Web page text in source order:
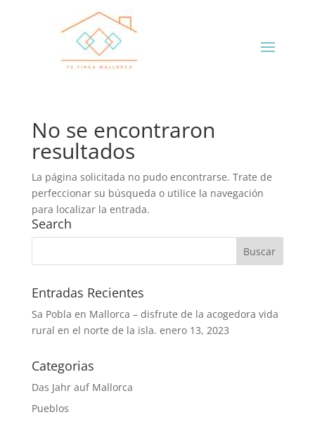
No se encontraron
resultados
La página solicitada no pudo encontrarse. Trate de
perfeccionar su búsqueda o utilice la navegación
para localizar la entrada.
Search
Entradas Recientes
Sa Pobla en Mallorca – disfrute de la acogedora vida
rural en el norte de la isla. enero 13, 2023
Categorias
Das Jahr auf Mallorca
Pueblos